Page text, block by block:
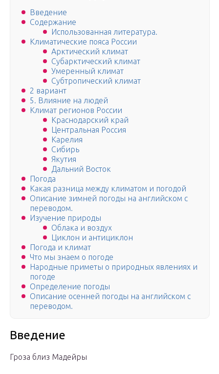
Введение
Содержание
Использованная литература.
Климатические пояса России
Арктический климат
Субарктический климат
Умеренный климат
Субтропический климат
2 вариант
5. Влияние на людей
Климат регионов России
Краснодарский край
Центральная Россия
Карелия
Сибирь
Якутия
Дальний Восток
Погода
Какая разница между климатом и погодой
Описание зимней погоды на английском с
переводом.
Изучение природы
Облака и воздух
Циклон и антициклон
Погода и климат
Что мы знаем о погоде
Народные приметы о природных явлениях и
погоде
Определение погоды
Описание осенней погоды на английском с
переводом.
Введение
Гроза близ Мадейры